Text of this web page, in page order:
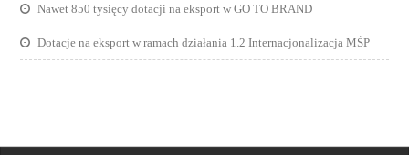
Nawet 850 tysięcy dotacji na eksport w GO TO BRAND
Dotacje na eksport w ramach działania 1.2 Internacjonalizacja MŚP